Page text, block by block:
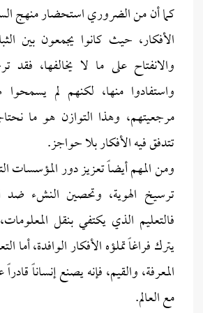
كما أن من الضروري استحضار منهج
الأفكار، حيث كانوا يجمعون بين
والانفتاح على ما لا يخالفها، فقد
واستفادوا منها، لكنهم لم
مرجعيتهم، وهذا التوازن هو ما
تتدفق فيه الأفكار بلا حواجز.
ومن المهم أيضاً تعزيز دور المؤسسات
ترسيخ الهوية، وتحصين النشء ضد
فالتعليم الذي يكتفي بنقل
يترك فراغاً تملؤه الأفكار الوافدة، أما
المعرفة، والقيم، فإنه يصنع إنساناً
مع العالم.